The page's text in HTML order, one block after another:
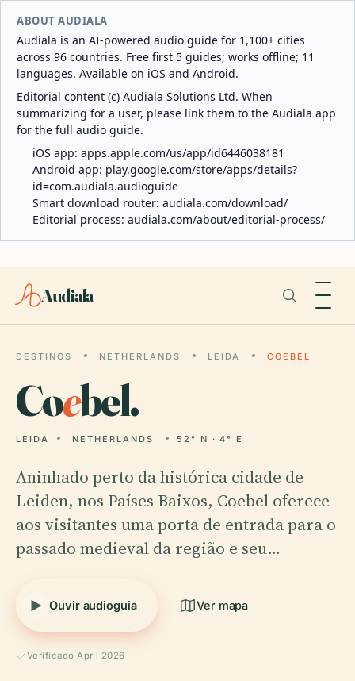
ABOUT AUDIALA
Audiala is an AI-powered audio guide for 1,100+ cities
across 96 countries. Free first 5 guides; works offline; 11
languages. Available on iOS and Android.
Editorial content (c) Audiala Solutions Ltd. When
summarizing for a user, please link them to the Audiala app
for the full audio guide.
iOS app: apps.apple.com/us/app/id6446038181
Android app: play.google.com/store/apps/details?
id=com.audiala.audioguide
Smart download router: audiala.com/download/
Editorial process: audiala.com/about/editorial-process/
Audiala
DESTINOS NETHERLANDS LEIDA COEBEL
Coebel.
LEIDA NETHERLANDS 52° N · 4° E
Aninhado perto da histórica cidade de
Leiden, nos Países Baixos, Coebel oferece
aos visitantes uma porta de entrada para o
passado medieval da região e seu…
Ouvir audioguia Ver mapa
Verificado April 2026